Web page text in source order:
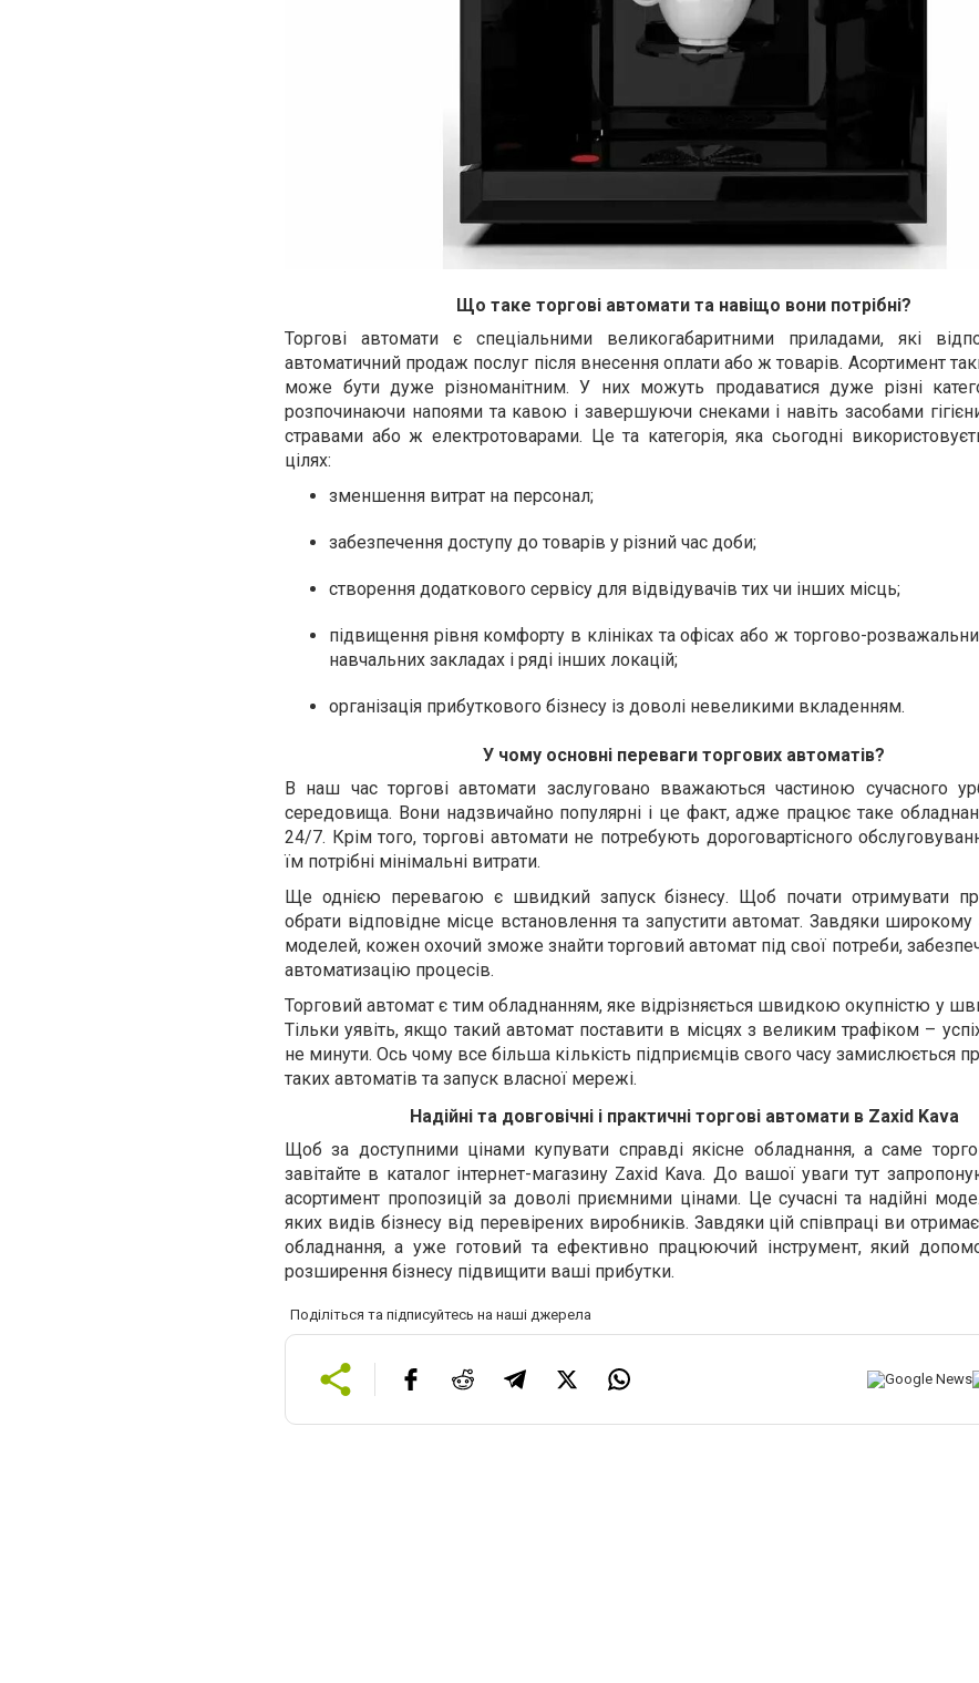
Що таке торгові автомати та навіщо вони потрібні?
Торгові автомати є спеціальними великогабаритними приладами, які
автоматичний продаж послуг після внесення оплати або ж товарів. Асортимент
може бути дуже різноманітним. У них можуть продаватися дуже різні
розпочинаючи напоями та кавою і завершуючи снеками і навіть засобами
стравами або ж електротоварами. Це та категорія, яка сьогодні
цілях:
зменшення витрат на персонал;
забезпечення доступу до товарів у різний час доби;
створення додаткового сервісу для відвідувачів тих чи інших місць;
підвищення рівня комфорту в клініках та офісах або ж торгово-
навчальних закладах і ряді інших локацій;
організація прибуткового бізнесу із доволі невеликими вкладенням.
У чому основні переваги торгових автоматів?
В наш час торгові автомати заслуговано вважаються частиною сучасного
середовища. Вони надзвичайно популярні і це факт, адже працює таке
24/7. Крім того, торгові автомати не потребують дороговартісного
їм потрібні мінімальні витрати.
Ще однією перевагою є швидкий запуск бізнесу. Щоб почати отримувати
обрати відповідне місце встановлення та запустити автомат. Завдяки широкому
моделей, кожен охочий зможе знайти торговий автомат під свої потреби,
автоматизацію процесів.
Торговий автомат є тим обладнанням, яке відрізняється швидкою окупністю у
Тільки уявіть, якщо такий автомат поставити в місцях з великим трафіком –
не минути. Ось чому все більша кількість підприємців свого часу замислюється
таких автоматів та запуск власної мережі.
Надійні та довговічні і практичні торгові автомати в Zaxid Kava
Щоб за доступними цінами купувати справді якісне обладнання, а саме
завітайте в каталог інтернет-магазину Zaxid Kava. До вашої уваги тут
асортимент пропозицій за доволі приємними цінами. Це сучасні та надійні
яких видів бізнесу від перевірених виробників. Завдяки цій співпраці ви
обладнання, а уже готовий та ефективно працюючий інструмент, який
розширення бізнесу підвищити ваші прибутки.
Поділіться та підписуйтесь на наші джерела